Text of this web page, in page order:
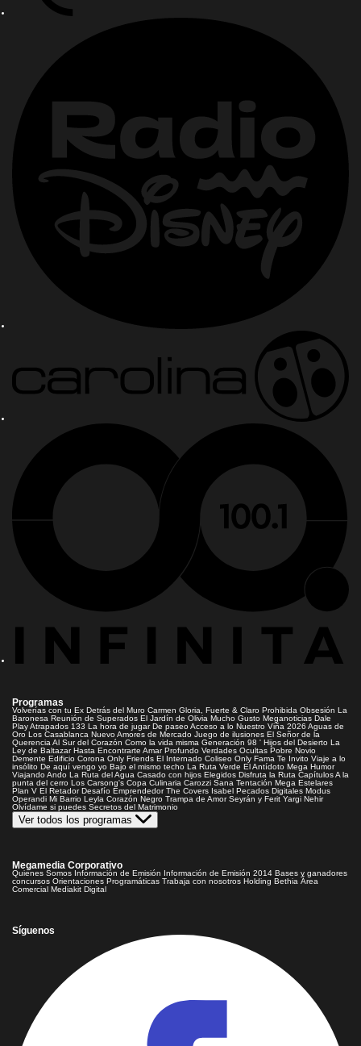
Programas
Volverías con tu Ex Detrás del Muro Carmen Gloria, Fuerte & Claro Prohibida Obsesión La
Baronesa Reunión de Superados El Jardín de Olivia Mucho Gusto Meganoticias Dale
PlayAtrapados 133 La hora de jugar De paseoAcceso a lo Nuestro Viña 2026 Aguas de
Oro Los Casablanca Nuevo Amores de Mercado Juego de ilusiones El Señor de la
Querencia Al Sur del Corazón Como la vida misma Generación 98 ' Hijos del Desierto La
Ley de Baltazar Hasta Encontrarte Amar Profundo Verdades Ocultas Pobre Novio
Demente Edificio Corona Only Friends El Internado Coliseo Only Fama Te Invito Viaje a lo
insólito De aquí vengo yo Bajo el mismo techo La Ruta Verde El Antídoto Mega Humor
Viajando Ando La Ruta del Agua Casado con hijos Elegidos Disfruta la Ruta CapítulosA la
punta del cerro Los Carsong's Copa Culinaria Carozzi Sana Tentación Mega Estelares
Plan V El Retador Desafío Emprendedor The Covers Isabel Pecados Digitales Modus
Operandi Mi Barrio Leyla Corazón Negro Trampa de Amor Seyrán y Ferit Yargi Nehir
Olvídame si puedes Secretos del Matrimonio
Ver todos los programas
Megamedia Corporativo
Quienes Somos Información de Emisión Información de Emisión 2014 Bases y ganadores
concursos Orientaciones Programáticas Trabaja con nosotros Holding Bethia Área
Comercial Mediakit Digital
Síguenos